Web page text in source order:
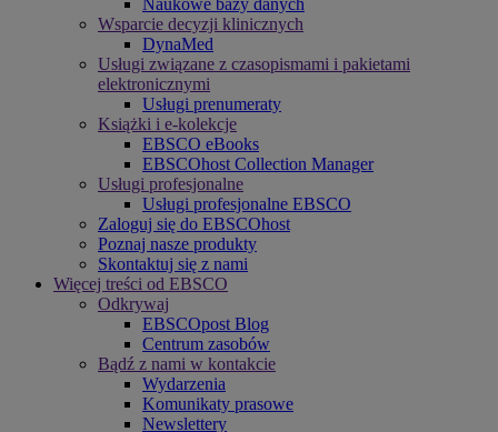
Naukowe bazy danych
Wsparcie decyzji klinicznych
DynaMed
Usługi związane z czasopismami i pakietami
elektronicznymi
Usługi prenumeraty
Książki i e-kolekcje
EBSCO eBooks
EBSCOhost Collection Manager
Usługi profesjonalne
Usługi profesjonalne EBSCO
Zaloguj się do EBSCOhost
Poznaj nasze produkty
Skontaktuj się z nami
Więcej treści od EBSCO
Odkrywaj
EBSCOpost Blog
Centrum zasobów
Bądź z nami w kontakcie
Wydarzenia
Komunikaty prasowe
Newslettery